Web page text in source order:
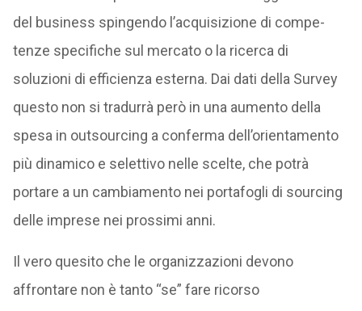
del business spingendo l’acquisizione di compe­
tenze specifiche sul merca­to o la ricerca di
soluzioni di efficienza esterna. Dai dati della Survey
questo non si tradurrà però in una aumento della
spesa in outsourcing a conferma dell’orientamento
più dinamico e selettivo nelle scelte, che potrà
portare a un cambiamento nei portafogli di sourcing
delle imprese nei prossimi anni.
Il vero quesito che le organizzazioni devono
affrontare non è tanto “se” fare ricorso